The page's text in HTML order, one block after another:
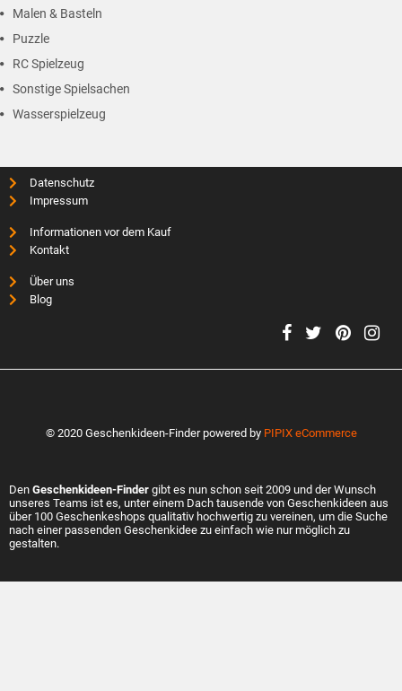
Malen & Basteln
Puzzle
RC Spielzeug
Sonstige Spielsachen
Wasserspielzeug
Datenschutz
Impressum
Informationen vor dem Kauf
Kontakt
Über uns
Blog
© 2020 Geschenkideen-Finder powered by PIPIX eCommerce
Den Geschenkideen-Finder gibt es nun schon seit 2009 und der Wunsch
unseres Teams ist es, unter einem Dach tausende von Geschenkideen aus
über 100 Geschenkeshops qualitativ hochwertig zu vereinen, um die Suche
nach einer passenden Geschenkidee zu einfach wie nur möglich zu
gestalten.